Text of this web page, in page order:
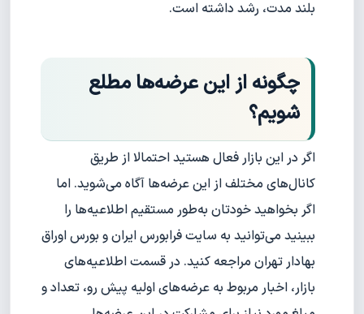
بلند مدت، رشد داشته است.
چگونه از این عرضه‌ها مطلع
شویم؟
اگر در این بازار فعال هستید احتمالا از طریق
کانال‌های مختلف از این عرضه‌ها آگاه می‌شوید. اما
اگر بخواهید خودتان به‌طور مستقیم اطلاعیه‌ها را
ببینید می‌توانید به سایت فرابورس ایران و بورس اوراق
بهادار تهران مراجعه کنید. در قسمت اطلاعیه‌های
بازار، اخبار مربوط به عرضه‌های اولیه پیش رو، تعداد و